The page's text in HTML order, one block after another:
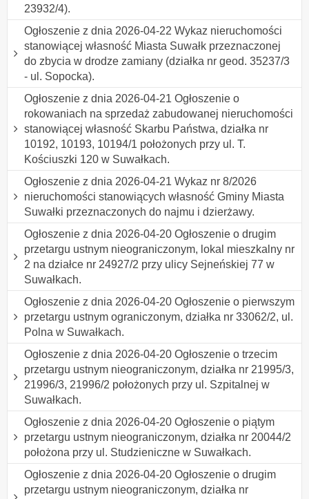
23932/4).
Ogłoszenie z dnia 2026-04-22 Wykaz nieruchomości
stanowiącej własność Miasta Suwałk przeznaczonej
do zbycia w drodze zamiany (działka nr geod. 35237/3
- ul. Sopocka).
Ogłoszenie z dnia 2026-04-21 Ogłoszenie o
rokowaniach na sprzedaż zabudowanej nieruchomości
stanowiącej własność Skarbu Państwa, działka nr
10192, 10193, 10194/1 położonych przy ul. T.
Kościuszki 120 w Suwałkach.
Ogłoszenie z dnia 2026-04-21 Wykaz nr 8/2026
nieruchomości stanowiących własność Gminy Miasta
Suwałki przeznaczonych do najmu i dzierżawy.
Ogłoszenie z dnia 2026-04-20 Ogłoszenie o drugim
przetargu ustnym nieograniczonym, lokal mieszkalny nr
2 na działce nr 24927/2 przy ulicy Sejneńskiej 77 w
Suwałkach.
Ogłoszenie z dnia 2026-04-20 Ogłoszenie o pierwszym
przetargu ustnym ograniczonym, działka nr 33062/2, ul.
Polna w Suwałkach.
Ogłoszenie z dnia 2026-04-20 Ogłoszenie o trzecim
przetargu ustnym nieograniczonym, działka nr 21995/3,
21996/3, 21996/2 położonych przy ul. Szpitalnej w
Suwałkach.
Ogłoszenie z dnia 2026-04-20 Ogłoszenie o piątym
przetargu ustnym nieograniczonym, działka nr 20044/2
położona przy ul. Studzieniczne w Suwałkach.
Ogłoszenie z dnia 2026-04-20 Ogłoszenie o drugim
przetargu ustnym nieograniczonym, działka nr